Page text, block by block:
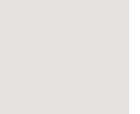
la creazione dei